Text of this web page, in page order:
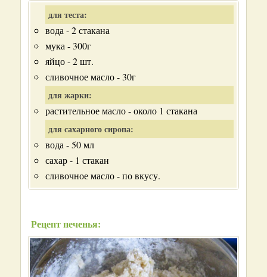
для теста:
вода - 2 стакана
мука - 300г
яйцо - 2 шт.
сливочное масло - 30г
для жарки:
растительное масло - около 1 стакана
для сахарного сиропа:
вода - 50 мл
сахар - 1 стакан
сливочное масло - по вкусу.
Рецепт печенья: